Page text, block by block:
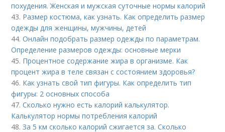
похудения. Женская и мужская суточные нормы калорий
43. Размер костюма, как узнать. Как определить размер
одежды для женщины, мужчины, детей
44.Онлайн подобрать размер одежды по параметрам.
Определение размеров одежды: основные мерки
45. Процентное содержание жира в организме. Как
процент жира в теле связан с состоянием здоровья?
46. Как узнать свой тип фигуры. Как определить тип
фигуры: 2 основных способа
47.Сколько нужно есть калорий калькулятор.
Калькулятор нормы потребления калорий
48.За 5 км сколько калорий сжигается за. Сколько